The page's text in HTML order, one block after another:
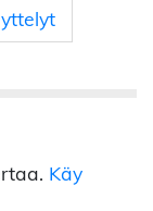
Käy